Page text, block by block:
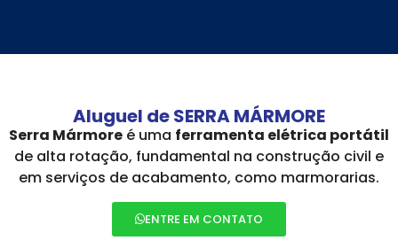
Aluguel de SERRA MÁRMORE
Serra Mármore é uma ferramenta elétrica portátil
de alta rotação, fundamental na construção civil e
em serviços de acabamento, como marmorarias.
ENTRE EM CONTATO